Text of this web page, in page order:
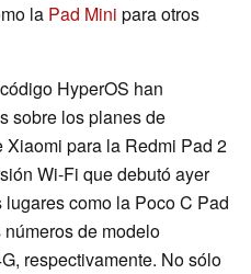
la Pad Mini para otros
HyperOS han
sobre los planes de
para la Redmi Pad 2
Wi-Fi que debutó ayer
como la Poco C Pad
de modelo
respectivamente. No sólo